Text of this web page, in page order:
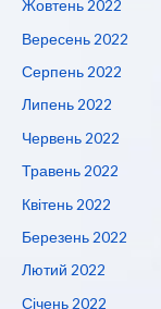
Жовтень 2022
Вересень 2022
Серпень 2022
Липень 2022
Червень 2022
Травень 2022
Квітень 2022
Березень 2022
Лютий 2022
Січень 2022